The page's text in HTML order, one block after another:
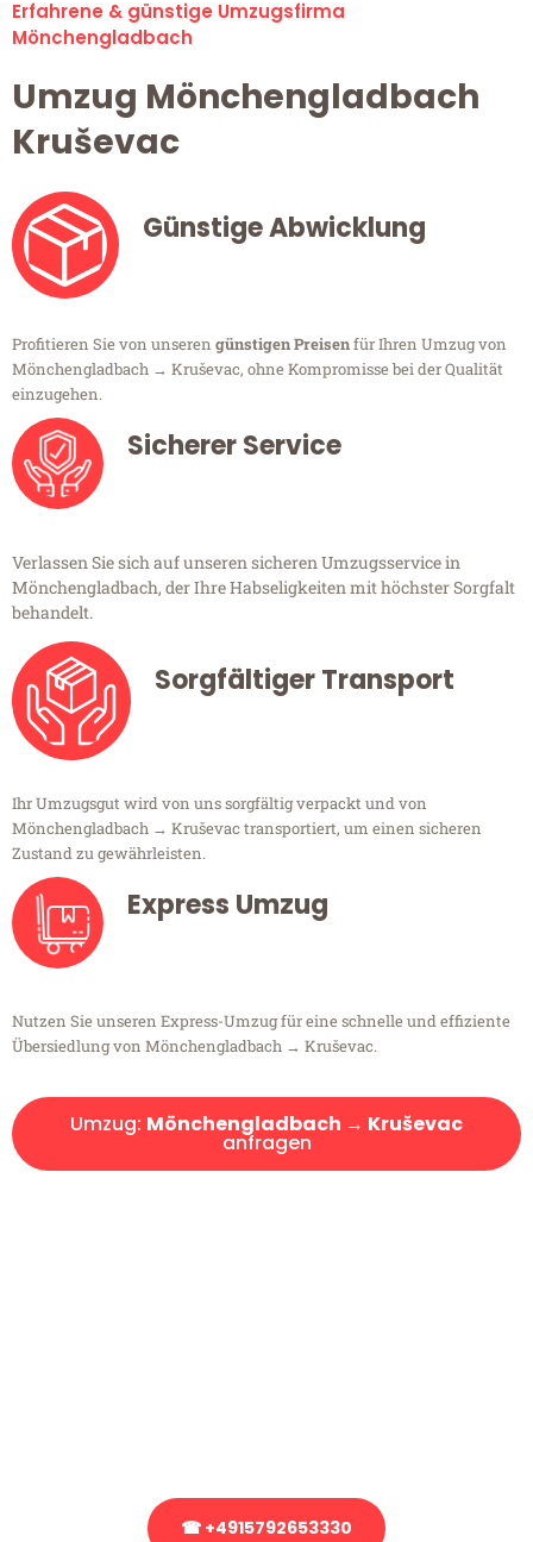
Erfahrene & günstige Umzugsfirma
Mönchengladbach
Umzug Mönchengladbach
Kruševac
Günstige Abwicklung
Profitieren Sie von unseren günstigen Preisenfür Ihren Umzug von
Mönchengladbach → Kruševac, ohne Kompromisse bei der Qualität
einzugehen.
Sicherer Service
Verlassen Sie sich auf unseren sicheren Umzugsservice in
Mönchengladbach, der Ihre Habseligkeiten mit höchster Sorgfalt
behandelt.
Sorgfältiger Transport
Ihr Umzugsgut wird von uns sorgfältig verpackt und von
Mönchengladbach → Kruševac transportiert, um einen sicheren
Zustand zu gewährleisten.
Express Umzug
Nutzen Sie unseren Express-Umzug für eine schnelle und effiziente
Übersiedlung von Mönchengladbach → Kruševac.
Umzug: Mönchengladbach → Kruševac
anfragen
☎ +4915792653330